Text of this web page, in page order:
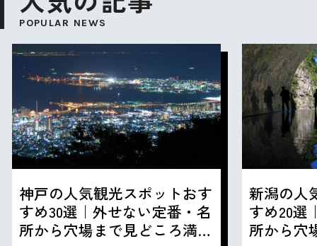
POPULAR NEWS
神戸の人気観光スポットおす
すめ30選｜外せない定番・名
所から穴場まで見どころ満載
新潟の人
すめ20選
所から穴